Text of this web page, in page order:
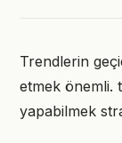
Trendlerin
etmek önemli.
yapabilmek